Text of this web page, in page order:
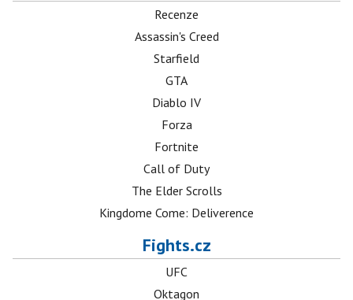
Recenze
Assassin's Creed
Starfield
GTA
Diablo IV
Forza
Fortnite
Call of Duty
The Elder Scrolls
Kingdome Come: Deliverence
Fights.cz
UFC
Oktagon